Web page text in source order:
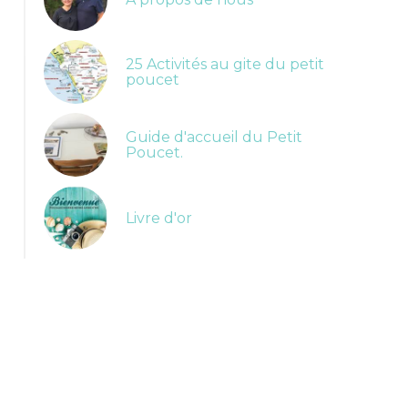
25 Activités au gite du petit
poucet
Guide d'accueil du Petit
Poucet.
Livre d'or